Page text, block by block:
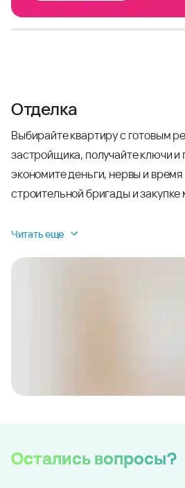
Отделка
Выбирайте квартиру с готовым
застройщика, получайте ключи
экономите деньги, нервы и
строительной бригады и закупке
Читать еще
Остались вопросы?